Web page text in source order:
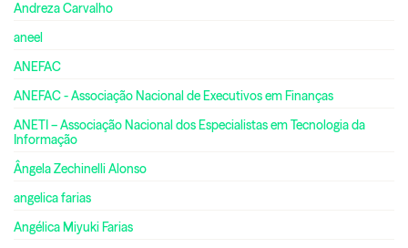
Andreza Carvalho
aneel
ANEFAC
ANEFAC - Associação Nacional de Executivos em Finanças
ANETI – Associação Nacional dos Especialistas em Tecnologia da
Informação
Ângela Zechinelli Alonso
angelica farias
Angélica Miyuki Farias